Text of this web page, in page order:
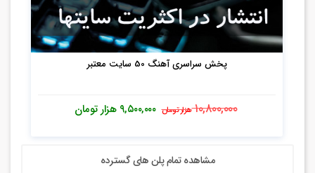
پخش سراسری آهنگ 50 سایت معتبر
۱۰,۸۰۰,۰۰۰ هزار تومان ۹,۵۰۰,۰۰۰ هزار تومان
مشاهده تمام پلن های گسترده